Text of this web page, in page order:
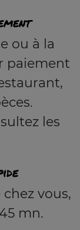
ou à la
paiement
les
vous,
mn.